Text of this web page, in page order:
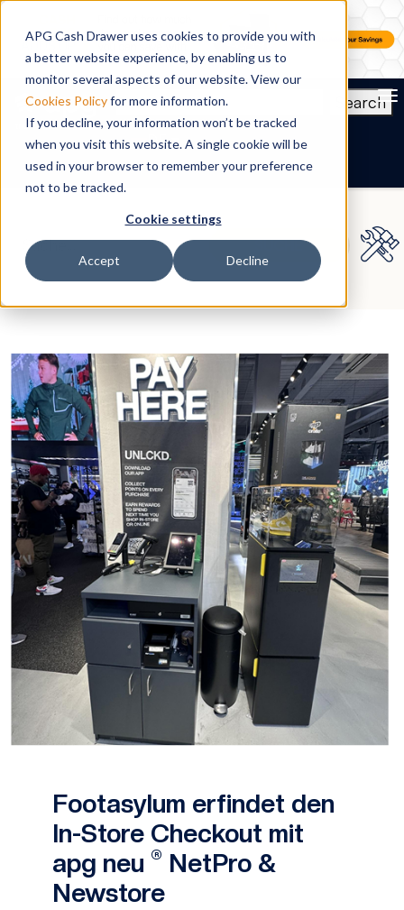
APG Cash Drawer uses cookies to provide you with
a better website experience, by enabling us to
monitor several aspects of our website. View our
Cookies Policyfor more information.
If you decline, your information won’t be tracked
when you visit this website. A single cookie will be
used in your browser to remember your preference
not to be tracked.
Cookie settings
Accept Decline
Search
DE
Footasylum erfindet den
In-Store Checkout mit
apg neu ® NetPro &
Newstore